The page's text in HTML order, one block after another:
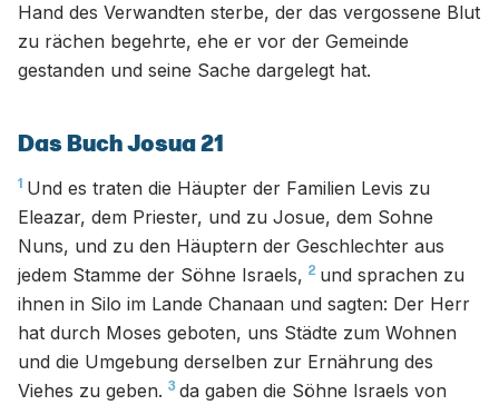
Hand des Verwandten sterbe, der das vergossene Blut
zu rächen begehrte, ehe er vor der Gemeinde
gestanden und seine Sache dargelegt hat.
Das Buch Josua 21
1 Und es traten die Häupter der Familien Levis zu
Eleazar, dem Priester, und zu Josue, dem Sohne
Nuns, und zu den Häuptern der Geschlechter aus
jedem Stamme der Söhne Israels, 2 und sprachen zu
ihnen in Silo im Lande Chanaan und sagten: Der Herr
hat durch Moses geboten, uns Städte zum Wohnen
und die Umgebung derselben zur Ernährung des
Viehes zu geben. 3 da gaben die Söhne Israels von